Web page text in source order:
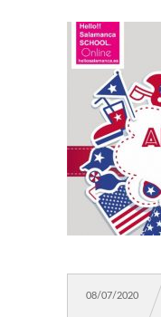
08/07/2020